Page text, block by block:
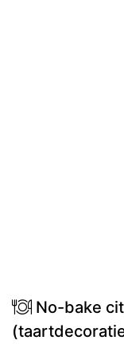
No-bake